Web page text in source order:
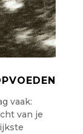
vaak:
van je